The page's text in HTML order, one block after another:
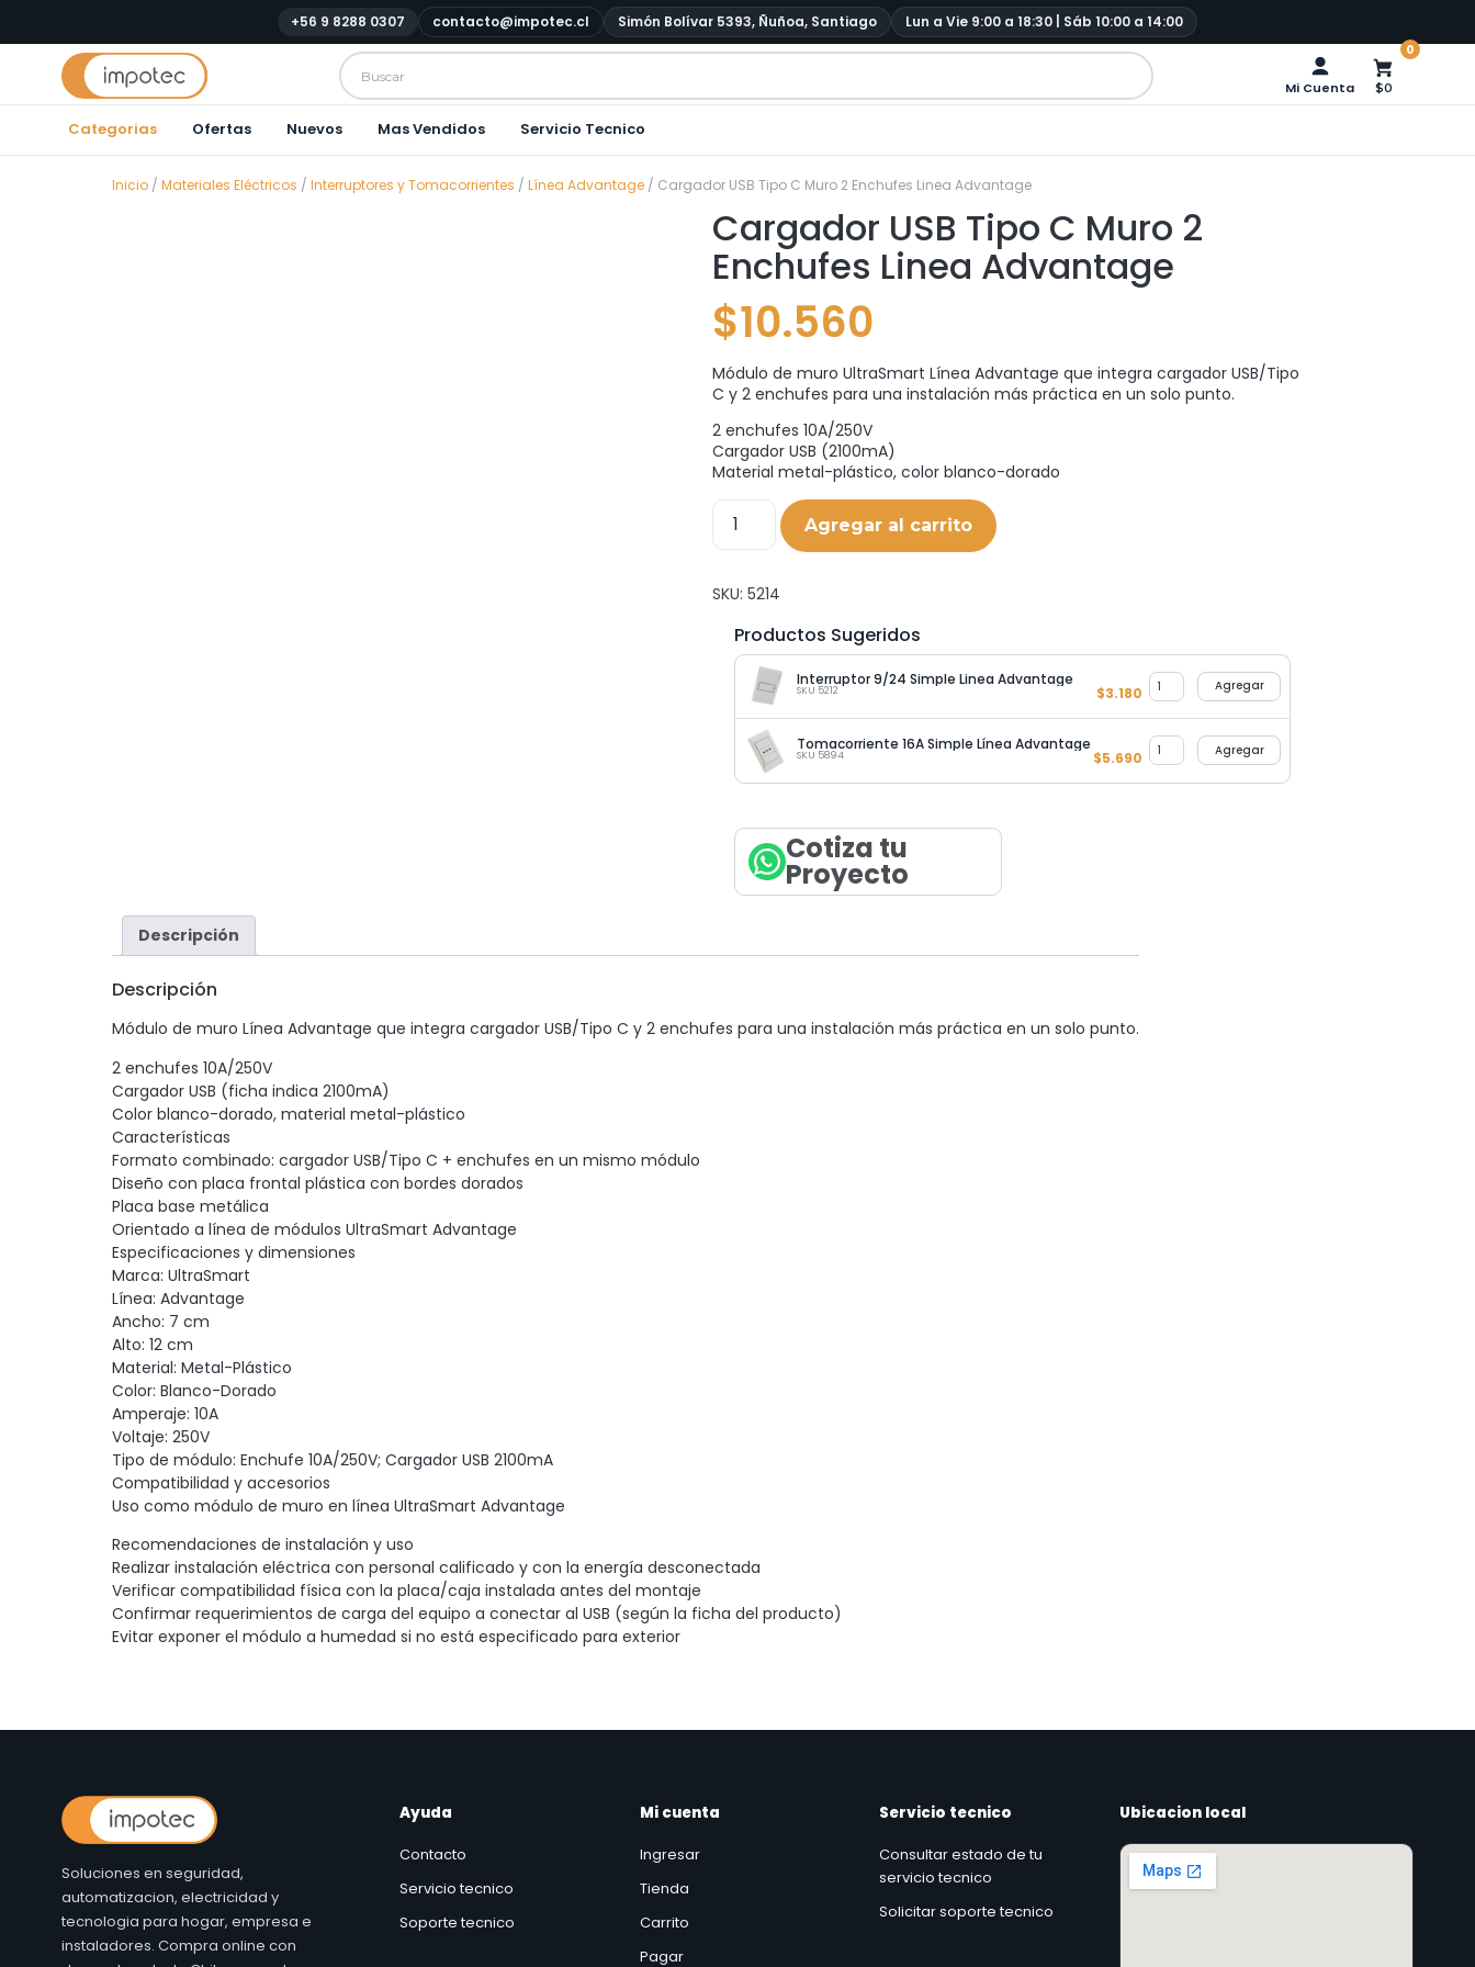
+56 9 8288 0307 contacto@impotec.cl Simón Bolívar 5393, Ñuñoa, Santiago Lun a Vie 9:00 a 18:30 | Sáb 10:00 a 14:00
Mi Cuenta
0
$0
Categorias Ofertas Nuevos Mas Vendidos Servicio Tecnico
Inicio / Materiales Eléctricos / Interruptores y Tomacorrientes / Línea Advantage / Cargador USB Tipo C Muro 2 Enchufes Linea Advantage
Cargador USB Tipo C Muro 2
Enchufes Linea Advantage
$10.560
Módulo de muro UltraSmart Línea Advantage que integra cargador USB/Tipo
C y 2 enchufes para una instalación más práctica en un solo punto.
2 enchufes 10A/250V
Cargador USB (2100mA)
Material metal-plástico, color blanco-dorado
Agregar al carrito
SKU:5214
Productos Sugeridos
Interruptor 9/24 Simple Linea Advantage
SKU 5212 $3.180 Agregar
Tomacorriente 16A Simple Línea Advantage
SKU 5894 $5.690 Agregar
Cotiza tu
Proyecto
Descripción
Descripción
Módulo de muro Línea Advantage que integra cargador USB/Tipo C y 2 enchufes para una instalación más práctica en un solo punto.
2 enchufes 10A/250V
Cargador USB (ficha indica 2100mA)
Color blanco-dorado, material metal-plástico
Características
Formato combinado: cargador USB/Tipo C + enchufes en un mismo módulo
Diseño con placa frontal plástica con bordes dorados
Placa base metálica
Orientado a línea de módulos UltraSmart Advantage
Especificaciones y dimensiones
Marca: UltraSmart
Línea: Advantage
Ancho: 7 cm
Alto: 12 cm
Material: Metal-Plástico
Color: Blanco-Dorado
Amperaje: 10A
Voltaje: 250V
Tipo de módulo: Enchufe 10A/250V; Cargador USB 2100mA
Compatibilidad y accesorios
Uso como módulo de muro en línea UltraSmart Advantage
Recomendaciones de instalación y uso
Realizar instalación eléctrica con personal calificado y con la energía desconectada
Verificar compatibilidad física con la placa/caja instalada antes del montaje
Confirmar requerimientos de carga del equipo a conectar al USB (según la ficha del producto)
Evitar exponer el módulo a humedad si no está especificado para exterior
Soluciones en seguridad,
automatizacion, electricidad y
tecnologia para hogar, empresa e
instaladores. Compra online con
Ayuda
Contacto
Servicio tecnico
Soporte tecnico
Mi cuenta
Ingresar
Tienda
Carrito
Pagar
Servicio tecnico
Consultar estado de tu
servicio tecnico
Solicitar soporte tecnico
Ubicacion local